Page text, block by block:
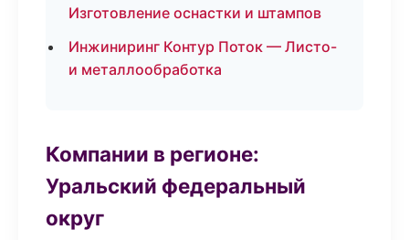
Изготовление оснастки и штампов
Инжиниринг Контур Поток — Листо-
и металлообработка
Компании в регионе:
Уральский федеральный
округ